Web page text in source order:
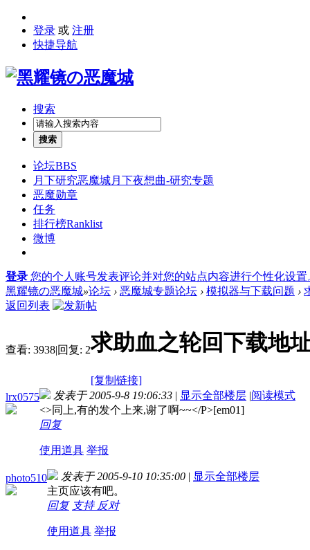
登录 或 注册
快捷导航
搜索
搜索
论坛BBS
月下研究恶魔城月下夜想曲-研究专题
恶魔勋章
任务
排行榜Ranklist
微博
登录 您的个人账号发表评论并对您的站点内容进行个性化设置
黑耀镜の恶魔城»论坛 › 恶魔城专题论坛 › 模拟器与下载问题 ›
返回列表
查看: 3938|回复: 2求助血之轮回下载地
[复制链接]
lrx0575
发表于 2005-9-8 19:06:33 | 显示全部楼层 |阅读模式
<>同上,有的发个上来,谢了啊~~</P>[em01]
回复
使用道具 举报
photo510 发表于 2005-9-10 10:35:00 | 显示全部楼层
主页应该有吧。
回复 支持 反对
使用道具 举报